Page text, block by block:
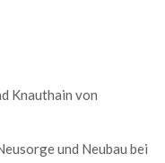
Knauthain von
und Neubau bei